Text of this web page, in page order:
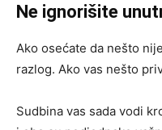
Ne ignorišite
Ako osećate da nešto
razlog. Ako vas nešto
Sudbina vas sada vodi